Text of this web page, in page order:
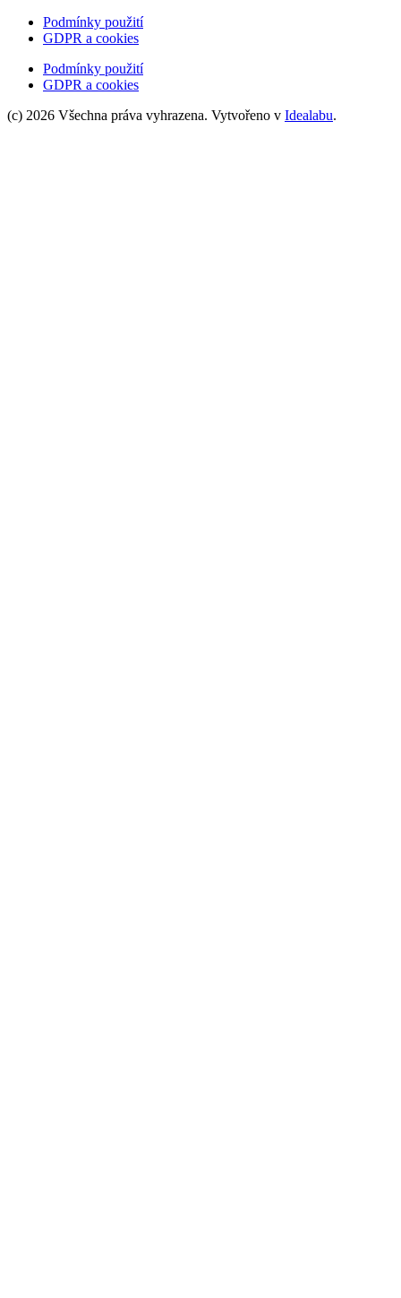
Podmínky použití
GDPR a cookies
Podmínky použití
GDPR a cookies
(c) 2026 Všechna práva vyhrazena. Vytvořeno v Idealabu.